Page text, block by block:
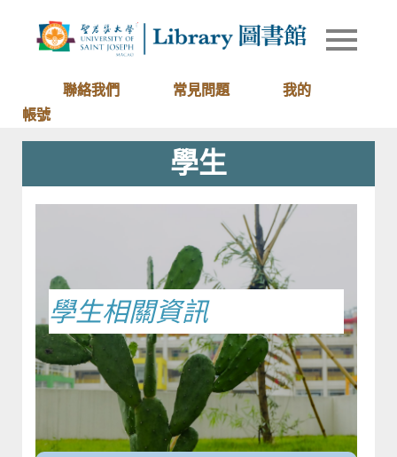
圖書館
Library of
聯絡我們 常見問題
我的
帳號
學生
學生相關資訊